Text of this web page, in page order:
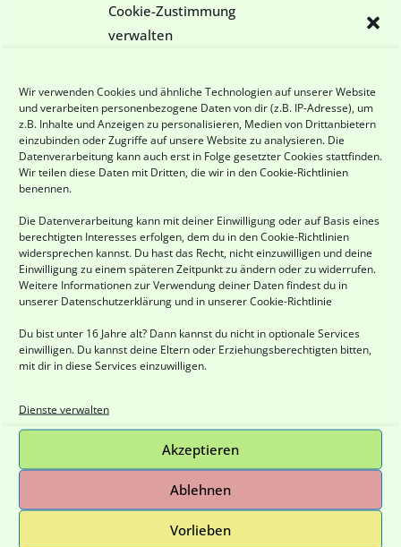
Cookie-Zustimmung
verwalten
Wir verwenden Cookies und ähnliche Technologien auf unserer Website
und verarbeiten personenbezogene Daten von dir (z.B. IP-Adresse), um
z.B. Inhalte und Anzeigen zu personalisieren, Medien von Drittanbietern
einzubinden oder Zugriffe auf unsere Website zu analysieren. Die
Datenverarbeitung kann auch erst in Folge gesetzter Cookies stattfinden.
Wir teilen diese Daten mit Dritten, die wir in denCookie-Richtlinien
benennen.
Die Datenverarbeitung kann mit deiner Einwilligung oder auf Basis eines
berechtigten Interesses erfolgen, dem du in denCookie-Richtlinien
widersprechen kannst. Du hast das Recht, nicht einzuwilligen und deine
Einwilligung zu einem späteren Zeitpunkt zu ändern oder zu widerrufen.
Weitere Informationen zur Verwendung deiner Daten findest du in
unserer Datenschutzerklärung und in unsererCookie-Richtlinie
Du bist unter 16 Jahre alt? Dann kannst du nicht in optionale Services
einwilligen. Du kannst deine Eltern oder Erziehungsberechtigten bitten,
mit dir in diese Services einzuwilligen.
Dienste verwalten
Akzeptieren
Ablehnen
Vorlieben
Hundefreilauf Eisenach - Freilaufgelände
Direkt hinter dem Umspannwerk !